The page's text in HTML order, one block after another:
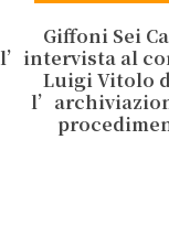
Giffoni Sei
l’intervista al
Luigi Vitolo